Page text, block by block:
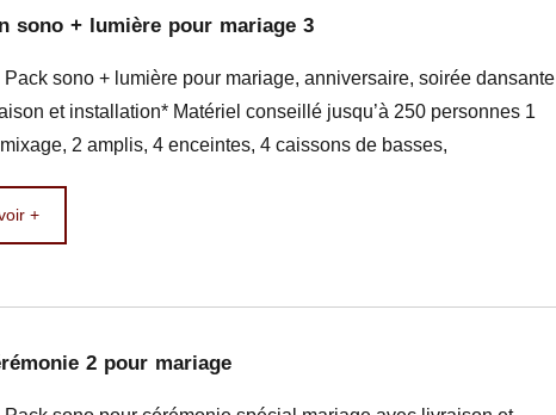
sono + lumière pour mariage 3
Pack sono + lumière pour mariage, anniversaire, soirée dansante
et installation* Matériel conseillé jusqu’à 250 personnes 1
2 amplis, 4 enceintes, 4 caissons de basses,
+
2 pour mariage